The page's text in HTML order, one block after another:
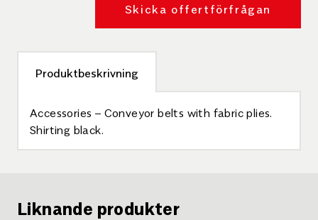
Skicka offertförfrågan
Produktbeskrivning
Accessories – Conveyor belts with fabric plies.
Shirting black.
Liknande produkter